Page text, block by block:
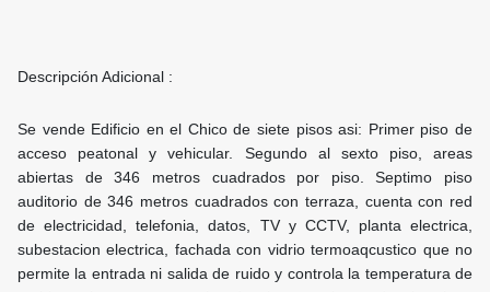
Descripción Adicional :
Se vende Edificio en el Chico de siete pisos asi: Primer piso de
acceso peatonal y vehicular. Segundo al sexto piso, areas
abiertas de 346 metros cuadrados por piso. Septimo piso
auditorio de 346 metros cuadrados con terraza, cuenta con red
de electricidad, telefonia, datos, TV y CCTV, planta electrica,
subestacion electrica, fachada con vidrio termoaqcustico que no
permite la entrada ni salida de ruido y controla la temperatura de